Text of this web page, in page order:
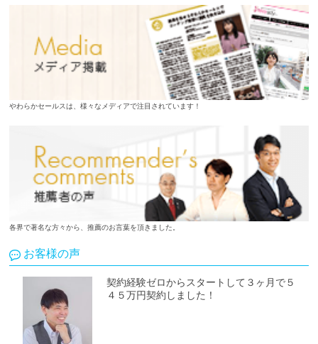
やわらかセールスは、様々なメディアで注目されています！
各界で著名な方々から、推薦のお言葉を頂きました。
お客様の声
契約経験ゼロからスタートして３ヶ月で５
４５万円契約しました！